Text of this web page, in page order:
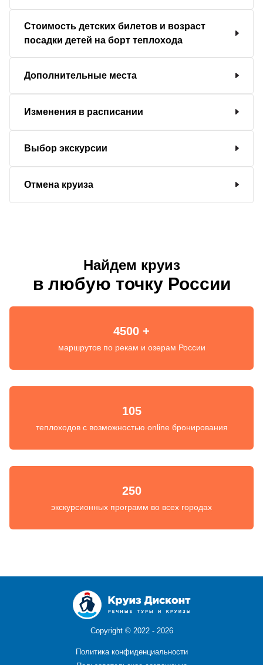
Стоимость детских билетов и возраст
посадки детей на борт теплохода
Дополнительные места
Изменения в расписании
Выбор экскурсии
Отмена круиза
Найдем круиз
в любую точку России
4500 +
маршрутов по рекам и озерам России
105
теплоходов с возможностью online бронирования
250
экскурсионных программ во всех городах
Copyright © 2022 - 2026
Политика конфиденциальности